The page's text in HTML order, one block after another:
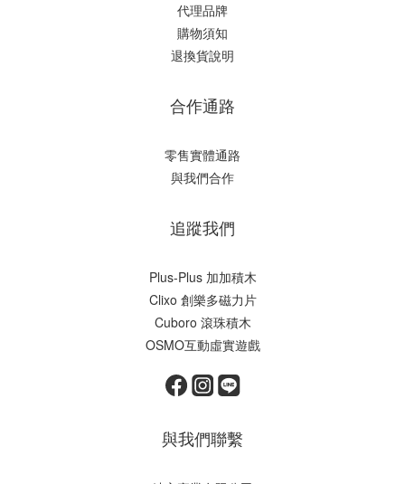
代理品牌
購物須知
退換貨說明
合作通路
零售實體通路
與我們合作
追蹤我們
Plus-Plus 加加積木
Clixo 創樂多磁力片
Cuboro 滾珠積木
OSMO互動虛實遊戲
與我們聯繫